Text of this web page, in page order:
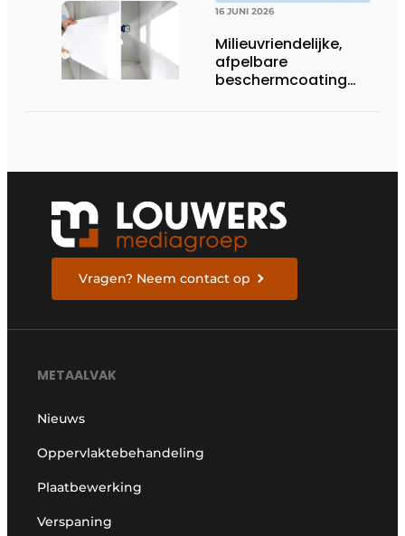
16 JUNI 2026
Milieuvriendelijke,
afpelbare
beschermcoating
Vragen? Neem contact op
METAALVAK
Nieuws
Oppervlaktebehandeling
Plaatbewerking
Verspaning